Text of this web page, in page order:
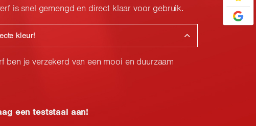
is snel gemengd en direct klaar voor gebruik.
kleur!
ben je verzekerd van een mooi en duurzaam
een teststaal aan!